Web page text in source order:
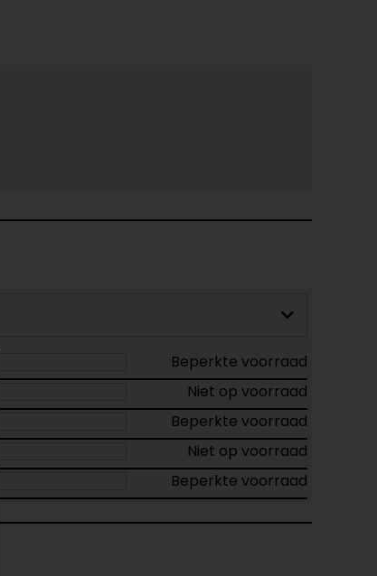
Beperkte voorraad
Niet op voorraad
Beperkte voorraad
Niet op voorraad
Beperkte voorraad